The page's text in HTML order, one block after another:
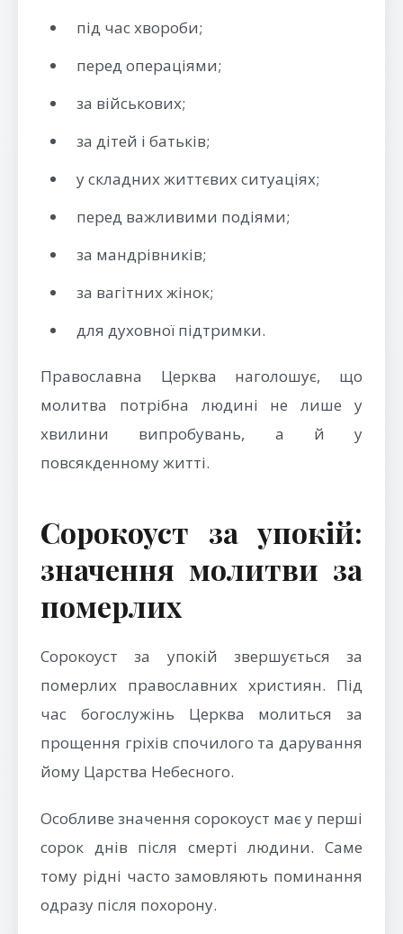
під час хвороби;
перед операціями;
за військових;
за дітей і батьків;
у складних життєвих ситуаціях;
перед важливими подіями;
за мандрівників;
за вагітних жінок;
для духовної підтримки.
Православна Церква наголошує, що
молитва потрібна людині не лише у
хвилини випробувань, а й у
повсякденному житті.
Сорокоуст за упокій:
значення молитви за
померлих
Сорокоуст за упокій звершується за
померлих православних християн. Під
час богослужінь Церква молиться за
прощення гріхів спочилого та дарування
йому Царства Небесного.
Особливе значення сорокоуст має у перші
сорок днів після смерті людини. Саме
тому рідні часто замовляють поминання
одразу після похорону.